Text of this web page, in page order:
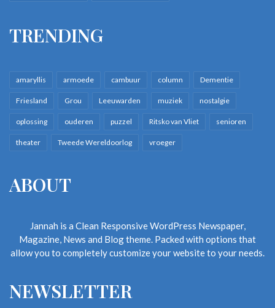
TRENDING
amaryllis armoede cambuur column Dementie
Friesland Grou Leeuwarden muziek nostalgie
oplossing ouderen puzzel Ritsko van Vliet senioren
theater Tweede Wereldoorlog vroeger
ABOUT
Jannah is a Clean Responsive WordPress Newspaper,
Magazine, News and Blog theme. Packed with options that
allow you to completely customize your website to your needs.
NEWSLETTER